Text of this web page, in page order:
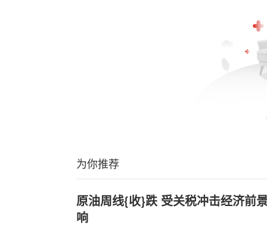
为你推荐
原油周线{收}跌 受关税冲击经济前
响